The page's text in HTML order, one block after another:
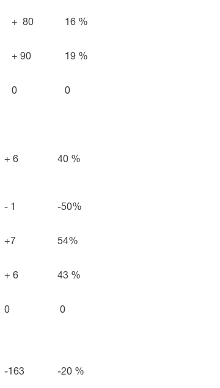
+ 80 16 %
+ 90 19 %
0 0
+ 6 40 %
- 1 -50%
+7 54%
+ 6 43 %
0 0
-163 -20 %